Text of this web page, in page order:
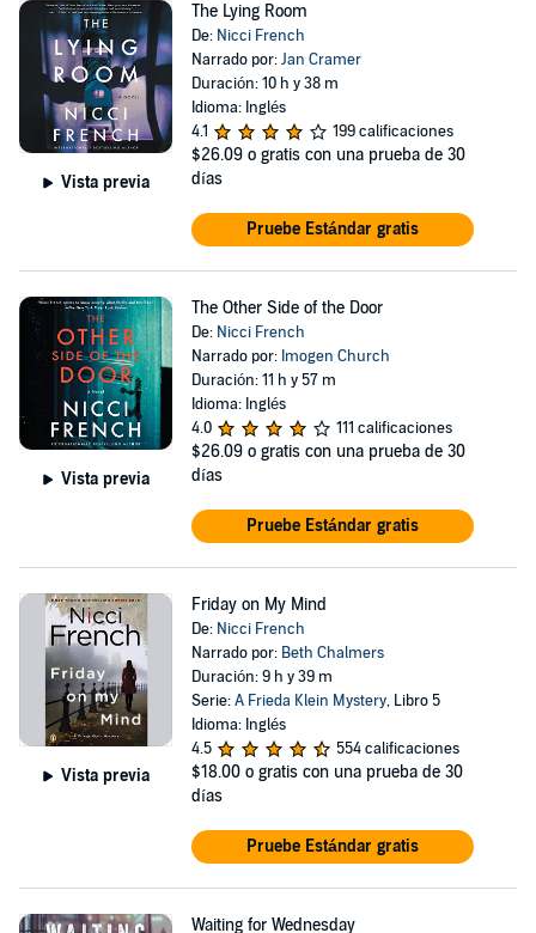
Vista previa
The Lying Room
De: Nicci French
Narrado por:Jan Cramer
Duración: 10 h y 38 m
Idioma: Inglés
4.1
199 calificaciones
$26.09 o gratis con una prueba de 30
días
Pruebe Estándar gratis
Vista previa
The Other Side of the Door
De: Nicci French
Narrado por: Imogen Church
Duración: 11 h y 57 m
Idioma: Inglés
4.0
111 calificaciones
$26.09 o gratis con una prueba de 30
días
Pruebe Estándar gratis
Vista previa
Friday on My Mind
De: Nicci French
Narrado por: Beth Chalmers
Duración: 9 h y 39 m
Serie:A Frieda Klein Mystery, Libro 5
Idioma: Inglés
4.5
554 calificaciones
$18.00 o gratis con una prueba de 30
días
Pruebe Estándar gratis
Waiting for Wednesday